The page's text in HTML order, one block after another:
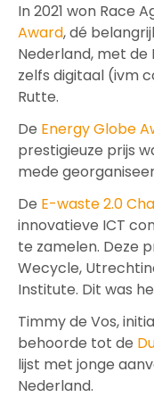
In 2021 won Race
Award, dé
Nederland, met de
zelfs digitaal (ivm
Rutte.
De Energy Globe
prestigieuze prijs
mede
De E-waste 2.0
innovatieve ICT
te zamelen. Deze
Wecycle,
Institute. Dit was
Timmy de Vos,
behoorde tot de
lijst met jonge
Nederland.